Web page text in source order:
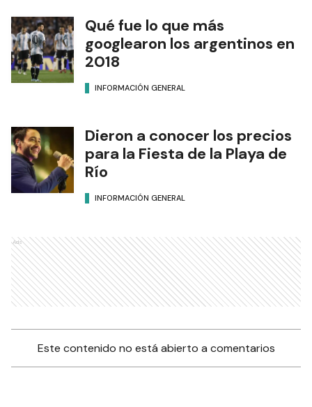
Qué fue lo que más
googlearon los argentinos en
2018
INFORMACIÓN GENERAL
Dieron a conocer los precios
para la Fiesta de la Playa de
Río
INFORMACIÓN GENERAL
Ads
Este contenido no está abierto a comentarios